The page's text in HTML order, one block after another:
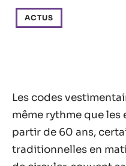
ACTUS
Les codes
même rythme que les
partir de 60 ans,
traditionnelles en